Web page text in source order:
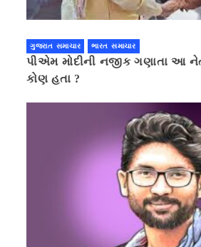
ગુજરાત સમાચાર ભારત સમાચાર
પીએમ મોદીની નજીક ગણાતા આ
કોણ હતા ?